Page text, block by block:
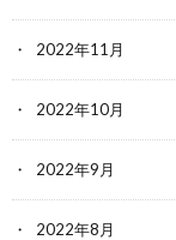
2022年11月
2022年10月
2022年9月
2022年8月